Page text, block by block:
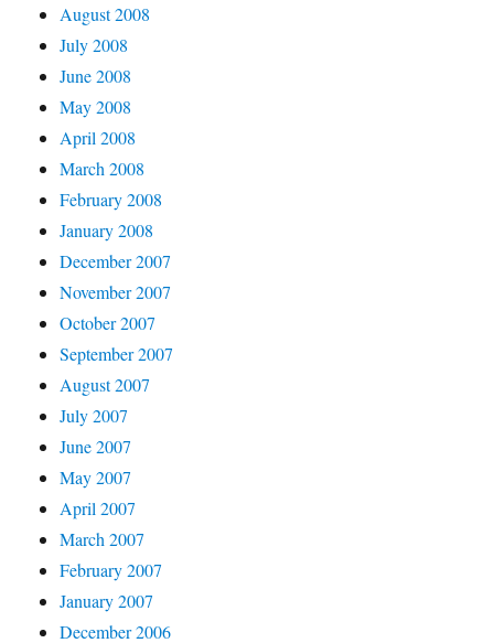
August 2008
July 2008
June 2008
May 2008
April 2008
March 2008
February 2008
January 2008
December 2007
November 2007
October 2007
September 2007
August 2007
July 2007
June 2007
May 2007
April 2007
March 2007
February 2007
January 2007
December 2006